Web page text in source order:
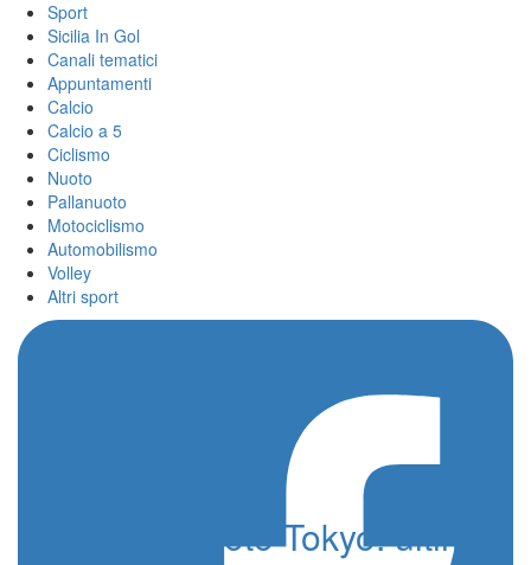
Sport
Sicilia In Gol
Canali tematici
Appuntamenti
Calcio
Calcio a 5
Ciclismo
Nuoto
Pallanuoto
Motociclismo
Automobilismo
Volley
Altri sport
Olimpiadi Nuoto Tokyo: ultime